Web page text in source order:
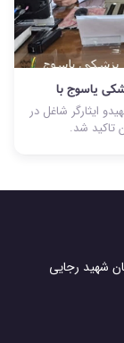
یاسوج با
ایثارگر شاغل در
تاکید شد.
شهید رجایی